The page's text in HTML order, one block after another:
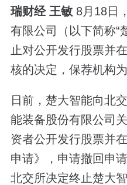
瑞财经 王敏 8月18日
有限公司（以下简称“
止对公开发行股票并
核的决定，保荐机构为
日前，楚大智能向北
能装备股份有限公司
资者公开发行股票并
申请》，申请撤回申
北交所决定终止楚大